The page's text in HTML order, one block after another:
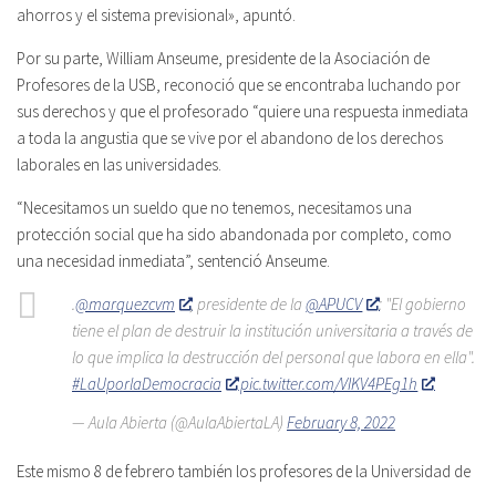
ahorros y el sistema previsional», apuntó.
Por su parte, William Anseume, presidente de la Asociación de
Profesores de la USB, reconoció que se encontraba luchando por
sus derechos y que el profesorado “quiere una respuesta inmediata
a toda la angustia que se vive por el abandono de los derechos
laborales en las universidades.
“Necesitamos un sueldo que no tenemos, necesitamos una
protección social que ha sido abandonada por completo, como
una necesidad inmediata”, sentenció Anseume.
@marquezcvm , presidente de la@APUCV
: "El gobierno
tiene el plan de destruir la institución universitaria a través de
lo que implica la destrucción del personal que labora en ella".
#LaUporlaDemocracia
pic.twitter.com/VIKV4PEg1h
— Aula Abierta (@AulaAbiertaLA) February 8, 2022
Este mismo 8 de febrero también los profesores de la Universidad de